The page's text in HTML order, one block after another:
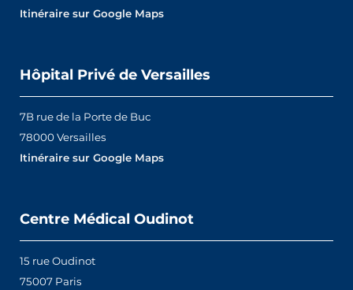
Itinéraire sur Google Maps
Hôpital Privé de Versailles
7B rue de la Porte de Buc
78000 Versailles
Itinéraire sur Google Maps
Centre Médical Oudinot
15 rue Oudinot
75007 Paris